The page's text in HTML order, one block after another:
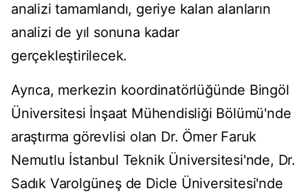
analizi tamamlandı, geriye kalan alanların
analizi de yıl sonuna kadar
gerçekleştirilecek.
Ayrıca, merkezin koordinatörlüğünde Bingöl
Üniversitesi İnşaat Mühendisliği Bölümü'nde
araştırma görevlisi olan Dr. Ömer Faruk
Nemutlu İstanbul Teknik Üniversitesi'nde, Dr.
Sadık Varolgüneş de Dicle Üniversitesi'nde